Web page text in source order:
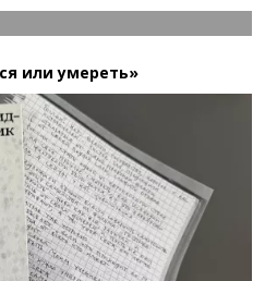
или умереть»